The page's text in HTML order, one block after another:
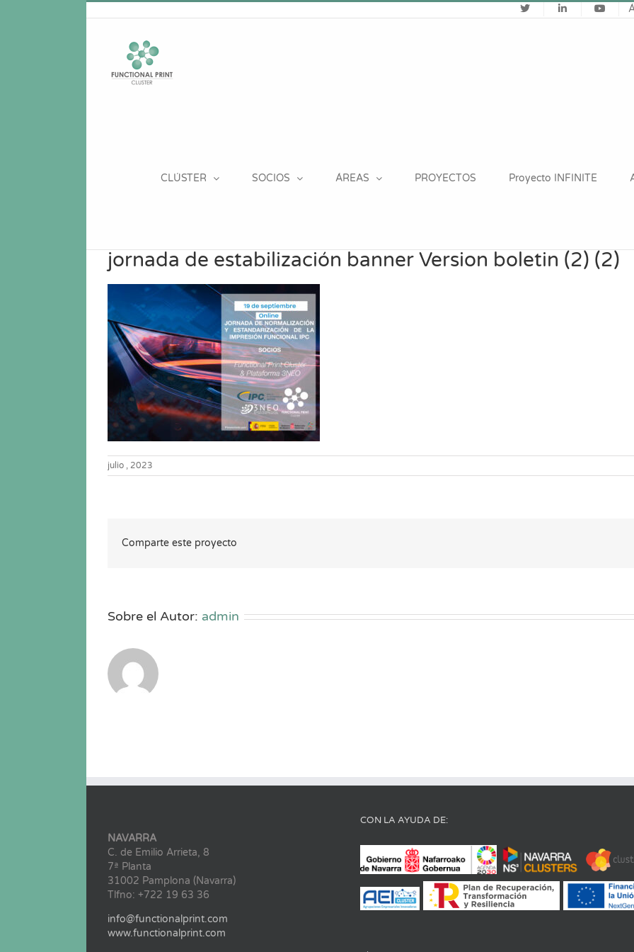
CLÚSTER SOCIOS ÁREAS PROYECTOS Proyecto INFINITE
jornada de estabilización banner Version boletin (2) (2)
julio , 2023
Comparte este proyecto
Sobre el Autor: admin
NAVARRA
C. de Emilio Arrieta, 8
7ª Planta
31002 Pamplona (Navarra)
Tlfno: +722 19 63 36
info@functionalprint.com
www.functionalprint.com
CON LA AYUDA DE: